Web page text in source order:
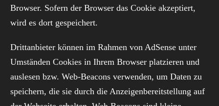
Browser. Sofern der Browser das Cookie akzeptiert,
wird es dort gespeichert.
Drittanbieter können im Rahmen von AdSense unter
Umständen Cookies in Ihrem Browser platzieren und
auslesen bzw. Web-Beacons verwenden, um Daten zu
speichern, die sie durch die Anzeigenbereitstellung auf